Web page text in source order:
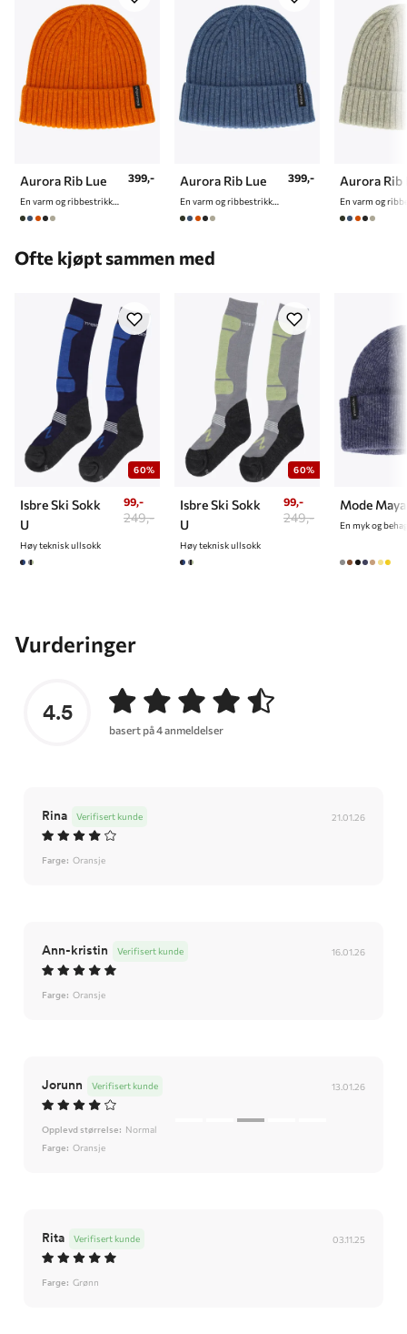
Aurora Rib Lue
En varm og ribbestrikket lue
399,- Aurora Rib Lue
En varm og ribbestrikket lue
399,- Aurora Rib
Ofte kjøpt sammen med
60%
Isbre Ski Sokk
U
Høy teknisk ullsokk
99,-
249,-
60%
Isbre Ski Sokk
U
Høy teknisk ullsokk
99,-
249,-
Mode
En myk og
Vurderinger
4.5
basert på 4 anmeldelser
Rina 21.01.26
Verifisert kunde
Farge: Oransje
Ann-kristin 16.01.26
Verifisert kunde
Farge: Oransje
Jorunn 13.01.26
Verifisert kunde
Opplevd størrelse: Normal
Farge: Oransje
Rita 03.11.25
Verifisert kunde
Farge: Grønn